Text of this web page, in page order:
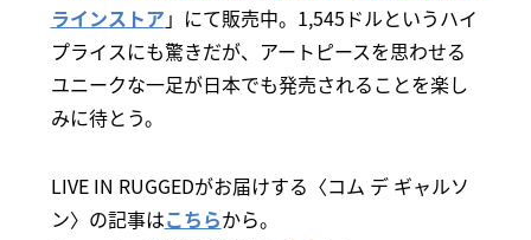
ラインストア 」にて販売中。1,545ドルというハイ
プライスにも驚きだが、アートピースを思わせる
ユニークな一足が日本でも発売されることを楽し
みに待とう。
LIVE IN RUGGEDがお届けする〈コム デ ギャルソ
ン〉の記事はこちらから。